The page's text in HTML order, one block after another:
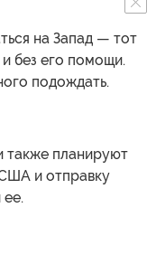
на Запад — тот
без его помощи.
подождать.
также планируют
и отправку
ее.